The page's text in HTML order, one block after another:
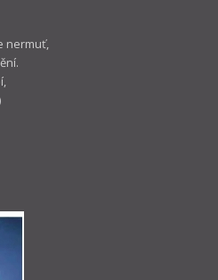
nermuť,